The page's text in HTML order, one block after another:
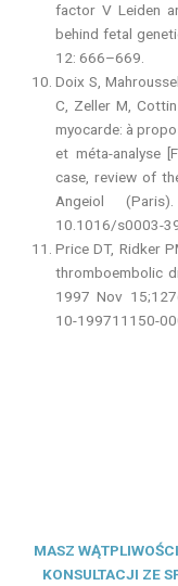
factor V Leiden
behind fetal
12: 666–669.
Doix S,
C, Zeller M,
myocarde: à
et méta-analyse
case, review of
Angeiol
10.1016/s0003-
Price DT, Ridker
thromboembolic
1997 Nov
10-199711150-
MASZ
KONSULTACJI ZE